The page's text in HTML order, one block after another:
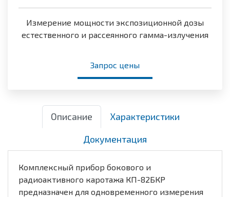
Измерение мощности экспозиционной дозы
естественного и рассеянного гамма-излучения
Запрос цены
Описание
Характеристики
Документация
Комплексный прибор бокового и
радиоактивного каротажа КП-82БКР
предназначен для одновременного измерения